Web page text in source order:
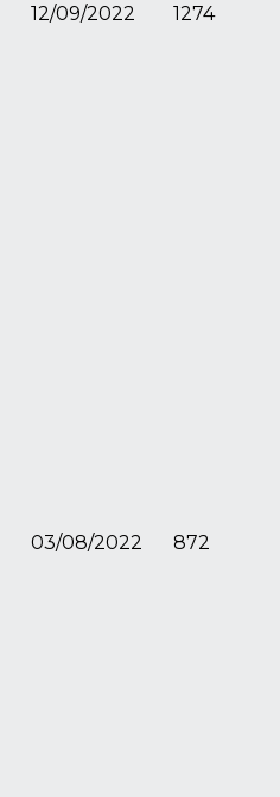
12/09/2022 1274
03/08/2022 872